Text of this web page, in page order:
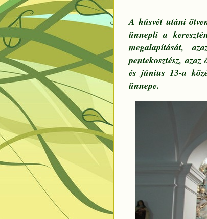
A húsvét utáni
ünnepli a
megalapítását,
pentekosztész,
és június 13-a
ünnepe.